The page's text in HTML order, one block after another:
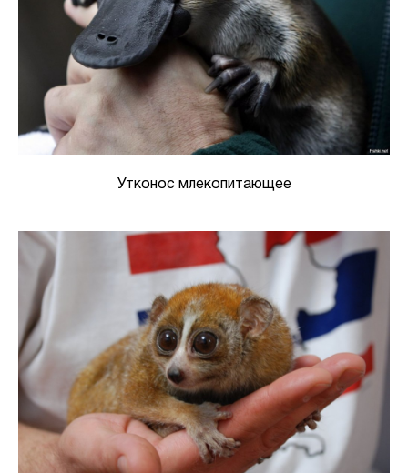
Утконос млекопитающее